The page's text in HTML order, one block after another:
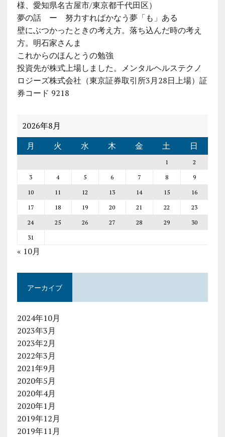
様、愛知県名古屋市/東京都千代田区）
夢の話 ー 努力すればかなう夢「も」ある
壁にぶつかったときの考え方。落ち込んだ時の考え
方。明石家さんま
これからのほんとうの勉強
投資先が株式上場しました。メンタルヘルステクノ
ロジーズ株式会社（東京証券取引所3月28日上場）証
券コード 9218
2026年8月
月
火 水 木 金 土 日
1
2
3
4 5 6 7 8
9
10
11 12 13 14 15
16
17
18 19 20 21 22
23
24
25 26 27 28 29
30
31
« 10月
アーカイブ
2024年10月
2023年3月
2023年2月
2022年3月
2021年9月
2020年5月
2020年4月
2020年1月
2019年12月
2019年11月